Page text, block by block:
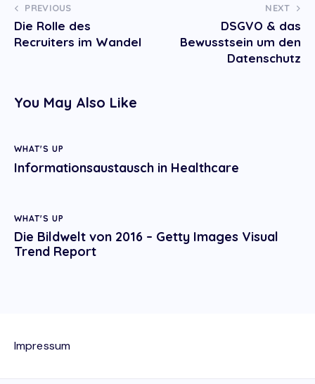
Post
navigation
PREVIOUS
Die Rolle des
Recruiters im Wandel
NEXT
DSGVO & das
Bewusstsein um den
Datenschutz
You May Also Like
WHAT'S UP
Informationsaustausch in Healthcare
WHAT'S UP
Die Bildwelt von 2016 – Getty Images Visual
Trend Report
Impressum